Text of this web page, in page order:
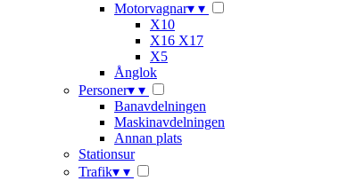
Motorvagnar▾ ▾
X10
X16 X17
X5
Ånglok
Personer▾ ▾
Banavdelningen
Maskinavdelningen
Annan plats
Stationsur
Trafik▾ ▾